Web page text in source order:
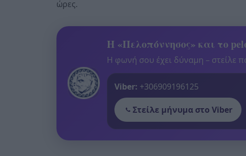
ώρες.
Η «Πελοπόννησος» και το
Η φωνή σου έχει δύναμη – στείλε
Viber: +306909196125
Στείλε μήνυμα στο Viber